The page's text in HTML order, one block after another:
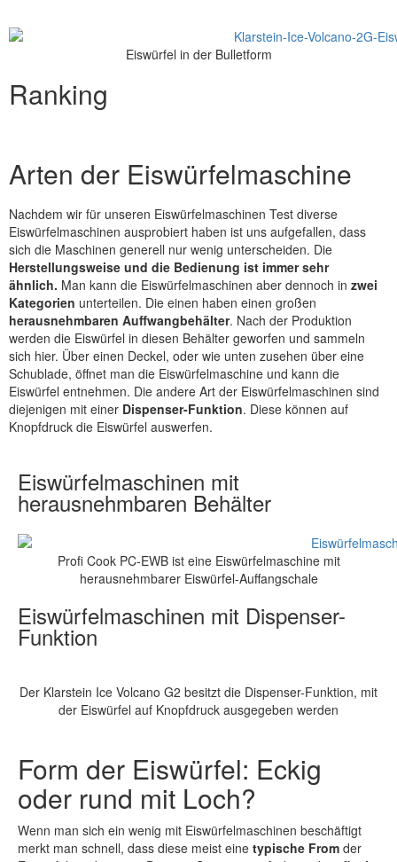
Eiswürfel in der Bulletform
Ranking
Arten der Eiswürfelmaschine
Nachdem wir für unseren Eiswürfelmaschinen Test diverse
Eiswürfelmaschinen ausprobiert haben ist uns aufgefallen, dass
sich die Maschinen generell nur wenig unterscheiden. Die
Herstellungsweise und die Bedienung ist immer sehr
ähnlich. Man kann die Eiswürfelmaschinen aber dennoch in zwei
Kategorien unterteilen. Die einen haben einen großen
herausnehmbaren Auffwangbehälter. Nach der Produktion
werden die Eiswürfel in diesen Behälter geworfen und sammeln
sich hier. Über einen Deckel, oder wie unten zusehen über eine
Schublade, öffnet man die Eiswürfelmaschine und kann die
Eiswürfel entnehmen. Die andere Art der Eiswürfelmaschinen sind
diejenigen mit einer Dispenser-Funktion. Diese können auf
Knopfdruck die Eiswürfel auswerfen.
Eiswürfelmaschinen mit
herausnehmbaren Behälter
Profi Cook PC-EWB ist eine Eiswürfelmaschine mit
herausnehmbarer Eiswürfel-Auffangschale
Eiswürfelmaschinen mit Dispenser-
Funktion
Der Klarstein Ice Volcano G2 besitzt die Dispenser-Funktion, mit
der Eiswürfel auf Knopfdruck ausgegeben werden
Form der Eiswürfel: Eckig
oder rund mit Loch?
Wenn man sich ein wenig mit Eiswürfelmaschinen beschäftigt
merkt man schnell, dass diese meist eine typische From der